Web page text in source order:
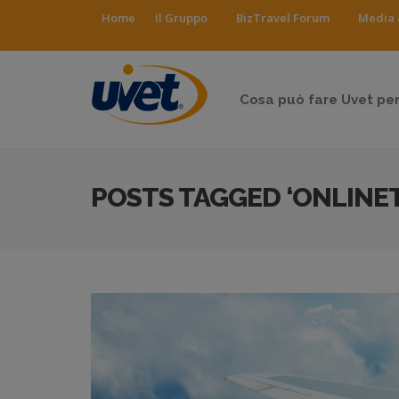
Home Il Gruppo BizTravel Forum Media
Cosa può fare Uvet
POSTS TAGGED